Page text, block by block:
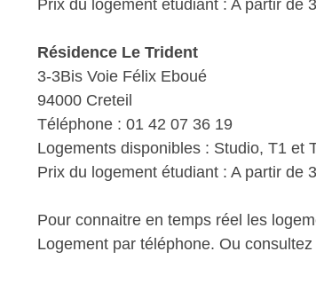
Prix du logement étudiant : A partir de
Résidence Le Trident
3-3Bis Voie Félix Eboué
94000 Creteil
Téléphone : 01 42 07 36 19
Logements disponibles : Studio, T1 et
Prix du logement étudiant : A partir de
Pour connaitre en temps réel les
Logement par téléphone. Ou